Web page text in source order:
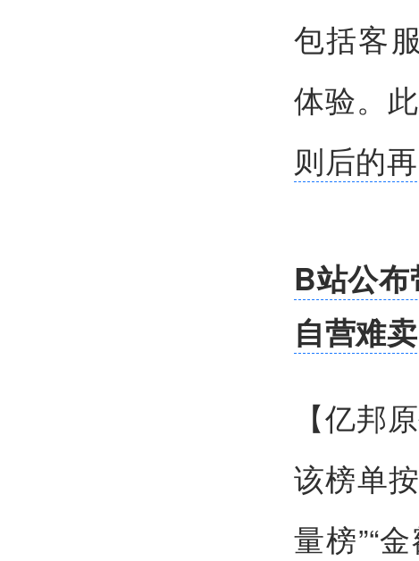
包括客
体验。
则后的
B站公
自营难
【亿邦
该榜单
量榜”“